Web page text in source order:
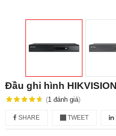
Đầu ghi hình
(1 đánh giá)
SHARE TWEET